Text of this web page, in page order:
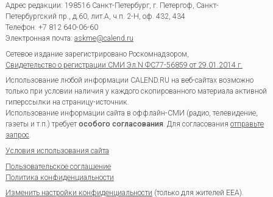
Адрес редакции: 198516 Санкт-Петербург, г. Петергоф, Санкт-
Петербургский пр., д.60, лит.А, ч.п. 2-Н, оф. 432, 434
Телефон: +7 812 640-06-60
Электронная почта: askme@calend.ru
Сетевое издание зарегистрировано Роскомнадзором,
Свидетельство о регистрации СМИ Эл.N ФС77-56859 от 29.01.2014 г.
Использование любой информации CALEND.RU на веб-сайтах возможно
только при условии наличия у каждого скопированного материала активной
гиперссылки на страницу-источник.
Использование информации сайта в оффлайн-СМИ (радио, телевидение,
газеты и т.п.) требуетособого согласования. Для согласования отправьте
запрос.
Условия использования сайта
Пользовательское соглашение
Политика конфиденциальности
Изменить настройки конфиденциальности (только для жителей EEA).